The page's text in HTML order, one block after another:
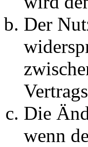
Der
Die
wenn